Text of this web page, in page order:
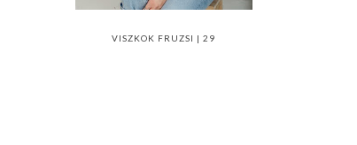
VISZKOK FRUZSI | 29